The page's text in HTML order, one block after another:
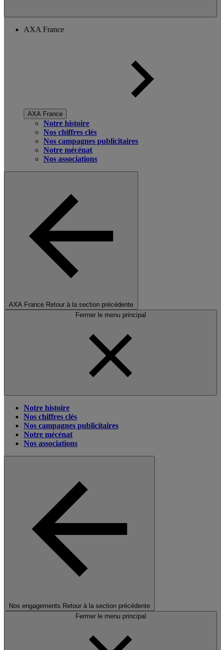
AXA France
AXA France
Notre histoire
Nos chiffres clés
Nos campagnes publicitaires
Notre mécénat
Nos associations
AXA France Retour à la section précédente
Fermer le menu principal
Notre histoire
Nos chiffres clés
Nos campagnes publicitaires
Notre mécénat
Nos associations
Nos engagements Retour à la section précédente
Fermer le menu principal